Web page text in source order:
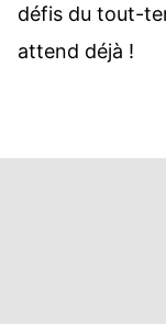
défis du tout-
attend déjà !